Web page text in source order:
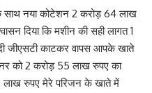
साथ नया कोटेशन 2 करोड़ 64 लाख
दिया कि मशीन की सही लागत 1
जीएसटी काटकर वापस आपके खाते
को 2 करोड़ 55 लाख रुपए का
लाख रुपए मेरे परिजन के खाते में